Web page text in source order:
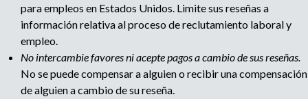
para empleos en Estados Unidos. Limite sus reseñas a
información relativa al proceso de reclutamiento laboral y
empleo.
No intercambie favores ni acepte pagos a cambio de sus reseñas.
No se puede compensar a alguien o recibir una compensación
de alguien a cambio de su reseña.